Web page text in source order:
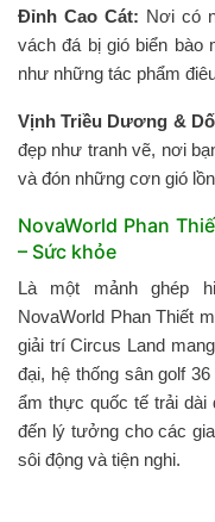
Đỉnh Cao Cát: Nơi có
vách đá bị gió biển bào
như những tác phẩm
Vịnh Triều Dương &
đẹp như tranh vẽ, nơi
và đón những cơn gió
NovaWorld Phan
– Sức khỏe
Là một mảnh ghép
NovaWorld Phan Thiết
giải trí Circus Land
đại, hệ thống sân golf
ẩm thực quốc tế trải dài
đến lý tưởng cho các
sôi động và tiện nghi.